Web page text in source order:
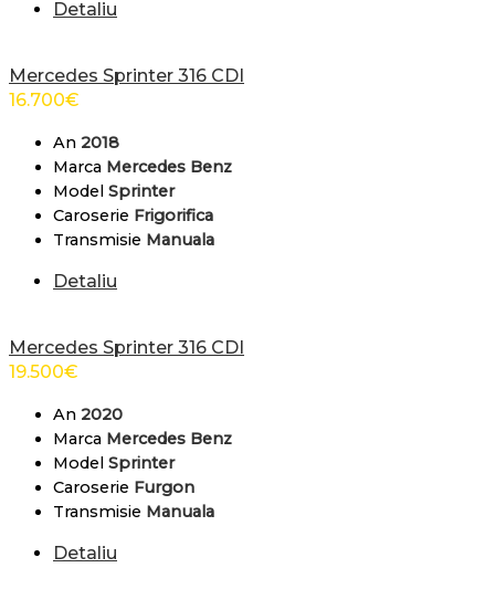
Detaliu
Mercedes Sprinter 316 CDI
16.700€
An 2018
Marca Mercedes Benz
Model Sprinter
Caroserie Frigorifica
Transmisie Manuala
Detaliu
Mercedes Sprinter 316 CDI
19.500€
An 2020
Marca Mercedes Benz
Model Sprinter
Caroserie Furgon
Transmisie Manuala
Detaliu